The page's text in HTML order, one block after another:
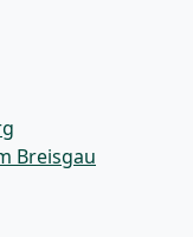
Breisgau